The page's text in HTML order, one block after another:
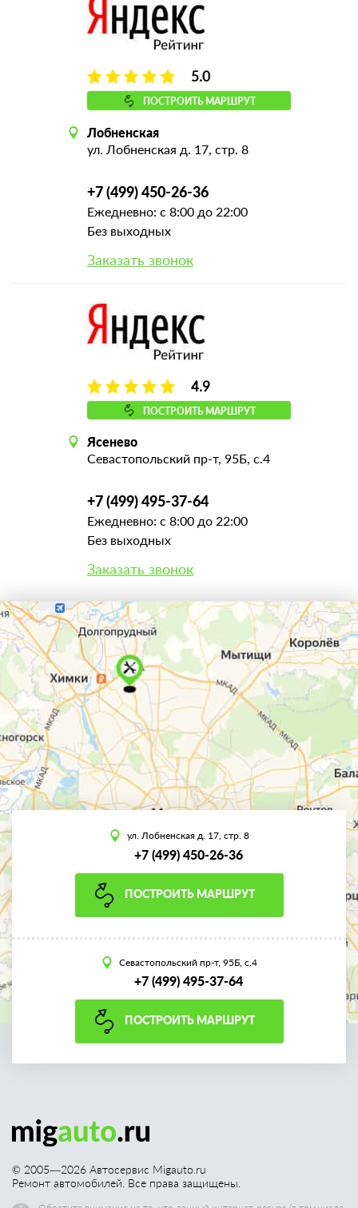
5.0
ПОСТРОИТЬ МАРШРУТ
Лобненская
ул. Лобненская д. 17, стр. 8
+7 (499) 450-26-36
Ежедневно: с 8:00 до 22:00
Без выходных
Заказать звонок
4.9
ПОСТРОИТЬ МАРШРУТ
Ясенево
Севастопольский пр-т, 95Б, с.4
+7 (499) 495-37-64
Ежедневно: с 8:00 до 22:00
Без выходных
Заказать звонок
ул. Лобненская д. 17, стр. 8
+7 (499) 450-26-36
ПОСТРОИТЬ МАРШРУТ
Севастопольский пр-т, 95Б, с.4
+7 (499) 495-37-64
ПОСТРОИТЬ МАРШРУТ
© 2005—2026 Автосервис Migauto.ru
Ремонт автомобилей. Все права защищены.